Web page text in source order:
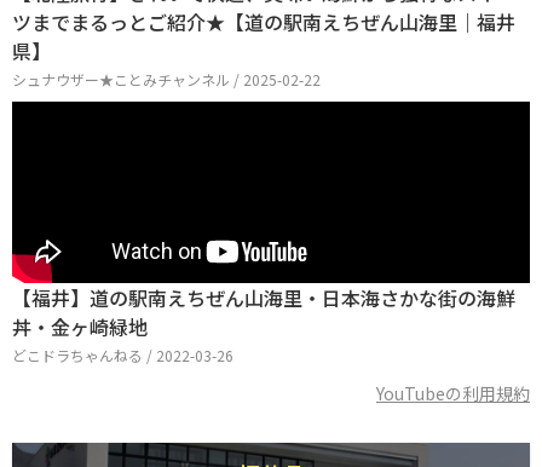
ツまでまるっとご紹介★【道の駅南えちぜん山海里｜福井
県】
シュナウザー★ことみチャンネル / 2025-02-22
【福井】道の駅南えちぜん山海里・日本海さかな街の海鮮
丼・金ヶ崎緑地
どこドラちゃんねる / 2022-03-26
YouTubeの利用規約